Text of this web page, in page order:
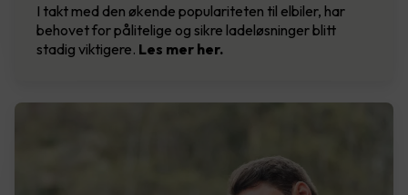
I takt med den økende populariteten til elbiler, har
behovet for pålitelige og sikre ladeløsninger blitt
stadig viktigere. Les mer her.